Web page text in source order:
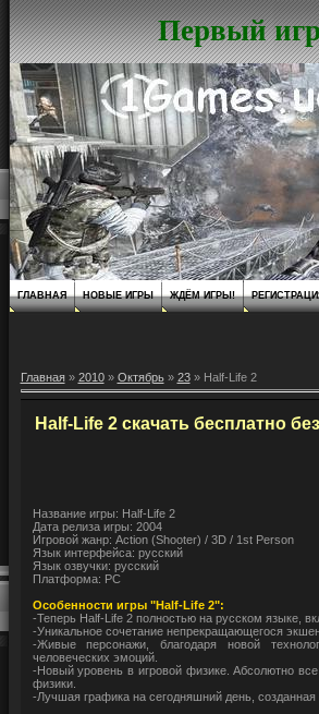
Первый
ГЛАВНАЯ НОВЫЕ ИГРЫ ЖДЁМ ИГРЫ!
Главная» 2010 » Октябрь » 23» Half-Life 2
Half-Life 2 скачать бесплатно
Название игры: Half-Life 2
Дата релиза игры: 2004
Игровой жанр: Action (Shooter) / 3D / 1st Person
Язык интерфейса: русский
Язык озвучки: русский
Платформа: PC
Особенности игры "Half-Life 2":
-Теперь Half-Life 2 полностью на русском языке,
-Уникальное сочетание непрекращающегося
-Живые персонажи, благодаря новой
человеческих эмоций.
-Новый уровень в игровой физике. Абсолютно
физики.
-Лучшая графика на сегодняшний день, созданная